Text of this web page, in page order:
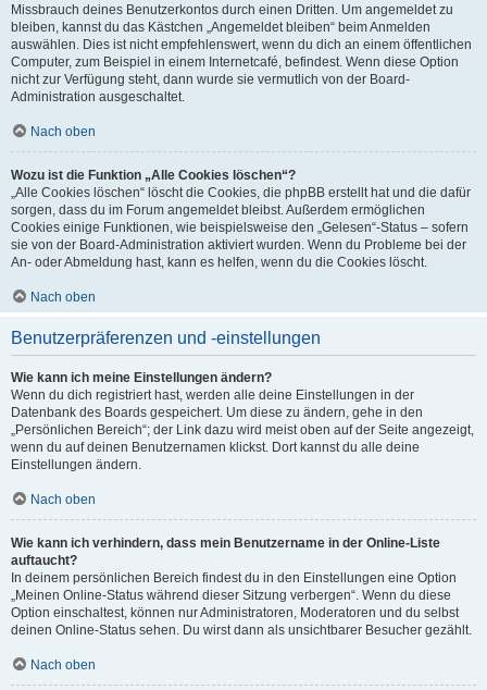
Missbrauch deines Benutzerkontos durch einen Dritten. Um angemeldet zu
bleiben, kannst du das Kästchen „Angemeldet bleiben“ beim Anmelden
auswählen. Dies ist nicht empfehlenswert, wenn du dich an einem öffentlichen
Computer, zum Beispiel in einem Internetcafé, befindest. Wenn diese Option
nicht zur Verfügung steht, dann wurde sie vermutlich von der Board-
Administration ausgeschaltet.
Nach oben
Wozu ist die Funktion „Alle Cookies löschen“?
„Alle Cookies löschen“ löscht die Cookies, die phpBB erstellt hat und die dafür
sorgen, dass du im Forum angemeldet bleibst. Außerdem ermöglichen
Cookies einige Funktionen, wie beispielsweise den „Gelesen“-Status – sofern
sie von der Board-Administration aktiviert wurden. Wenn du Probleme bei der
An- oder Abmeldung hast, kann es helfen, wenn du die Cookies löscht.
Nach oben
Benutzerpräferenzen und -einstellungen
Wie kann ich meine Einstellungen ändern?
Wenn du dich registriert hast, werden alle deine Einstellungen in der
Datenbank des Boards gespeichert. Um diese zu ändern, gehe in den
„Persönlichen Bereich“; der Link dazu wird meist oben auf der Seite angezeigt,
wenn du auf deinen Benutzernamen klickst. Dort kannst du alle deine
Einstellungen ändern.
Nach oben
Wie kann ich verhindern, dass mein Benutzername in der Online-Liste
auftaucht?
In deinem persönlichen Bereich findest du in den Einstellungen eine Option
„Meinen Online-Status während dieser Sitzung verbergen“. Wenn du diese
Option einschaltest, können nur Administratoren, Moderatoren und du selbst
deinen Online-Status sehen. Du wirst dann als unsichtbarer Besucher gezählt.
Nach oben